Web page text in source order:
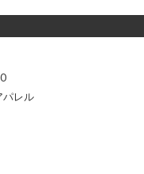
パレル